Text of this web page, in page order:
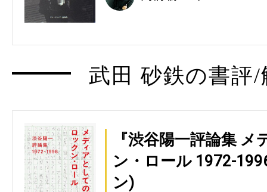
武田 砂鉄の書評
『渋谷陽一評論集
ン・ロール 1972-
ン)